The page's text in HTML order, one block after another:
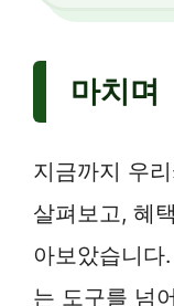
마치며
지금까지 우
살펴보고, 혜
아보았습니다
는 도구를 넘